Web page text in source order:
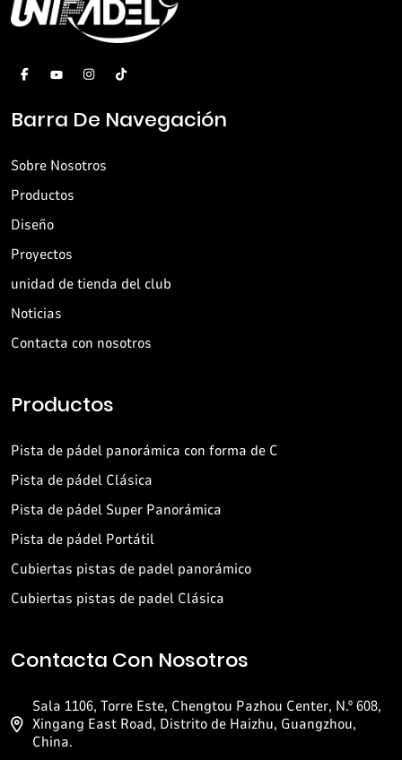
Barra De Navegación
Sobre Nosotros
Productos
Diseño
Proyectos
unidad de tienda del club
Noticias
Contacta con nosotros
Productos
Pista de pádel panorámica con forma de C
Pista de pádel Clásica
Pista de pádel Super Panorámica
Pista de pádel Portátil
Cubiertas pistas de padel panorámico
Cubiertas pistas de padel Clásica
Contacta Con Nosotros
Sala 1106, Torre Este, Chengtou Pazhou Center, N.º 608,
Xingang East Road, Distrito de Haizhu, Guangzhou,
China.